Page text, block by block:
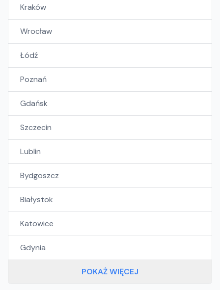
Kraków
Wrocław
Łódź
Poznań
Gdańsk
Szczecin
Lublin
Bydgoszcz
Białystok
Katowice
Gdynia
POKAŻ WIĘCEJ